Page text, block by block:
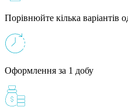
Порівнюйте кілька варіантів
Оформлення за 1 добу